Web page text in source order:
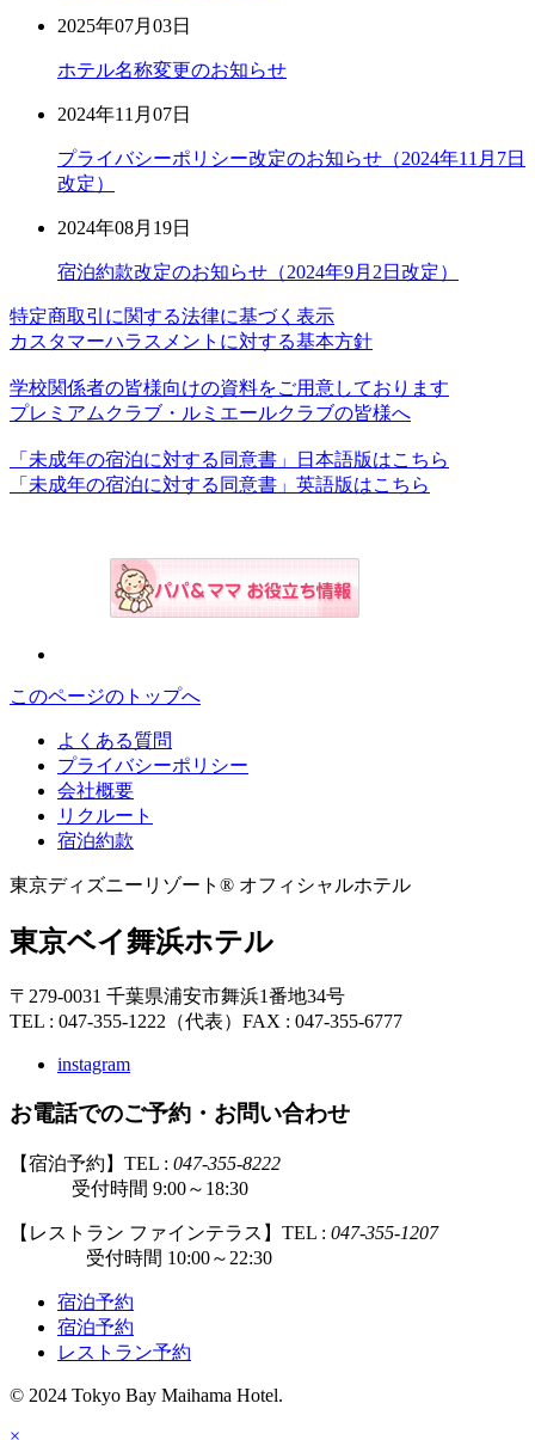
2025年07月03日
ホテル名称変更のお知らせ
2024年11月07日
プライバシーポリシー改定のお知らせ（2024年11月7日
改定）
2024年08月19日
宿泊約款改定のお知らせ（2024年9月2日改定）
特定商取引に関する法律に基づく表示
カスタマーハラスメントに対する基本方針
学校関係者の皆様向けの資料をご用意しております
プレミアムクラブ・ルミエールクラブの皆様へ
「未成年の宿泊に対する同意書」日本語版はこちら
「未成年の宿泊に対する同意書」英語版はこちら
このページのトップへ
よくある質問
プライバシーポリシー
会社概要
リクルート
宿泊約款
東京ディズニーリゾート® オフィシャルホテル
東京ベイ舞浜ホテル
〒279-0031 千葉県浦安市舞浜1番地34号
TEL : 047-355-1222（代表） FAX : 047-355-6777
instagram
お電話でのご予約・お問い合わせ
【宿泊予約】TEL : 047-355-8222
受付時間 9:00～18:30
【レストラン ファインテラス】TEL : 047-355-1207
受付時間 10:00～22:30
宿泊予約
宿泊予約
レストラン予約
© 2024 Tokyo Bay Maihama Hotel.
×